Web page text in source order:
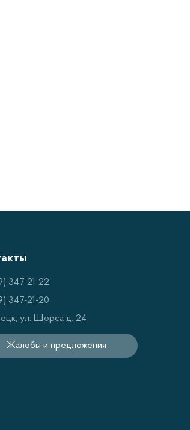
347-21-22
347-21-20
ул. Щорса д. 24
Жалобы и предложения